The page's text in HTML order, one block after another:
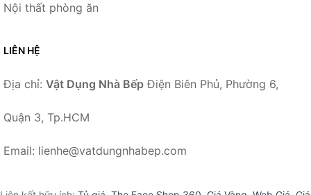
Nội thất phòng ăn
LIÊN HỆ
Địa chỉ: Vật Dụng Nhà Bếp Điện Biên Phủ, Phường 6,
Quận 3, Tp.HCM
Email: lienhe@vatdungnhabep.com